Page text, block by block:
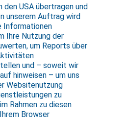
den USA übertragen und
unserem Auftrag wird
Informationen
Ihre Nutzung der
um Reports über
und – soweit wir
hinweisen – um uns
Websitenutzung
zu
Rahmen zu diesen
Browser